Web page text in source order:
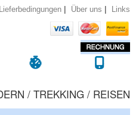
Lieferbedingungen | Über uns | Links
/ TREKKING / REISEN